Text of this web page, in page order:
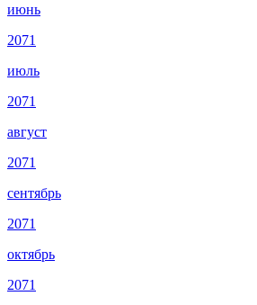
июнь
2071
июль
2071
август
2071
сентябрь
2071
октябрь
2071